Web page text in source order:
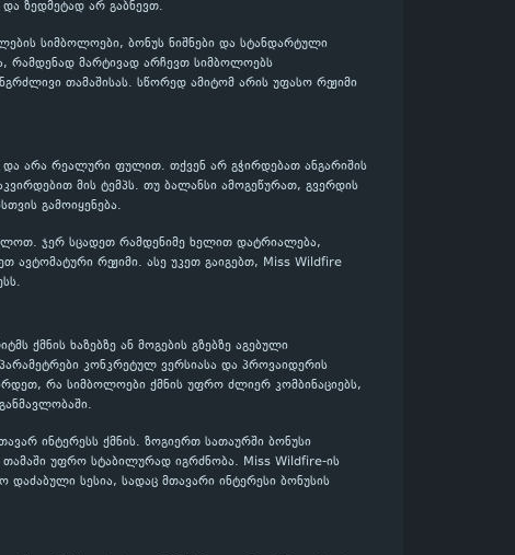
ზედმეტად არ გაბნევთ.
სიმბოლოები, ბონუს ნიშნები და სტანდარტული
რამდენად მარტივად არჩევთ სიმბოლოებს
თამაშისას. სწორედ ამიტომ არის უფასო რეჟიმი
და არა რეალური ფულით. თქვენ არ გჭირდებათ ანგარიშის
მის ტემპს. თუ ბალანსი ამოგეწურათ, გვერდის
გამოიყენება.
ჯერ სცადეთ რამდენიმე ხელით დატრიალება,
რეჟიმი. ასე უკეთ გაიგებთ, Miss Wildfire
ქმნის ხაზებზე ან მოგების გზებზე აგებული
კონკრეტულ ვერსიასა და პროვაიდერის
რა სიმბოლოები ქმნის უფრო ძლიერ კომბინაციებს,
ინტერესს ქმნის. ზოგიერთ სათაურში ბონუსი
უფრო სტაბილურად იგრძნობა. Miss Wildfire-ის
სესია, სადაც მთავარი ინტერესი ბონუსის